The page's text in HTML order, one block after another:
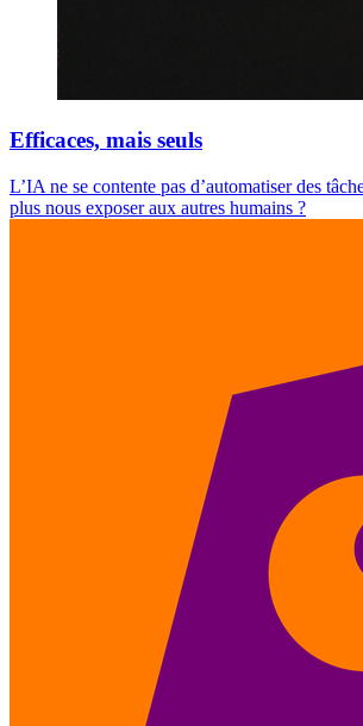
Efficaces, mais seuls
L’IA ne se contente pas d’automatiser des
plus nous exposer aux autres humains ?